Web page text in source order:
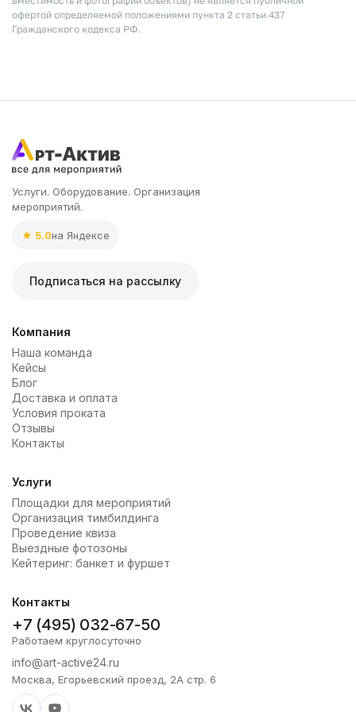
офертой определяемой положениями пункта 2 статьи 437
Гражданского кодекса РФ.
Услуги. Оборудование. Организация
мероприятий.
★ 5.0на Яндексе
Подписаться на рассылку
Компания
Наша команда
Кейсы
Блог
Доставка и оплата
Условия проката
Отзывы
Контакты
Услуги
Площадки для мероприятий
Организация тимбилдинга
Проведение квиза
Выездные фотозоны
Кейтеринг: банкет и фуршет
Контакты
+7 (495) 032-67-50
Работаем круглосуточно
info@art-active24.ru
Москва, Егорьевский проезд, 2А стр. 6